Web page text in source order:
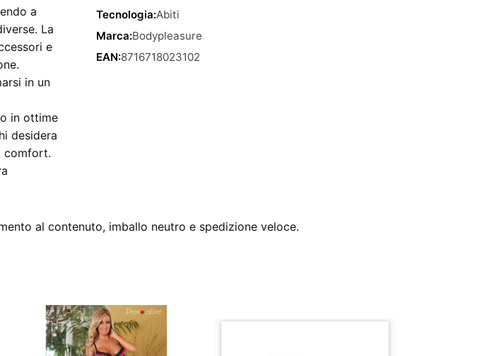
a
La
e
in un
in ottime
desidera
comfort.
Tecnologia:Abiti
Marca:Bodypleasure
EAN:8716718023102
al contenuto, imballo neutro e spedizione veloce.